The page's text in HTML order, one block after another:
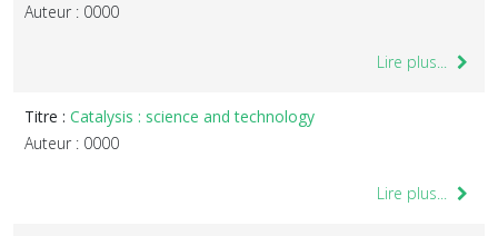
Auteur : 0000
Lire plus...
Titre : Catalysis : science and technology
Auteur : 0000
Lire plus...